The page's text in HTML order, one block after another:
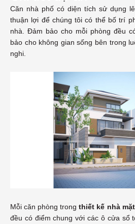
Căn nhà phố có diện tích sử dụng
thuận lợi để chúng tôi có thể bố trí
nhà. Đảm bảo cho mỗi phòng đều
bảo cho không gian sống bên trong
nghi.
Mỗi căn phòng trong thiết kế nhà
đều có điểm chung với các ô cửa sổ